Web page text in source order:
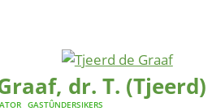
dr. T. (Tjeerd)
GASTÛNDERSIKERS